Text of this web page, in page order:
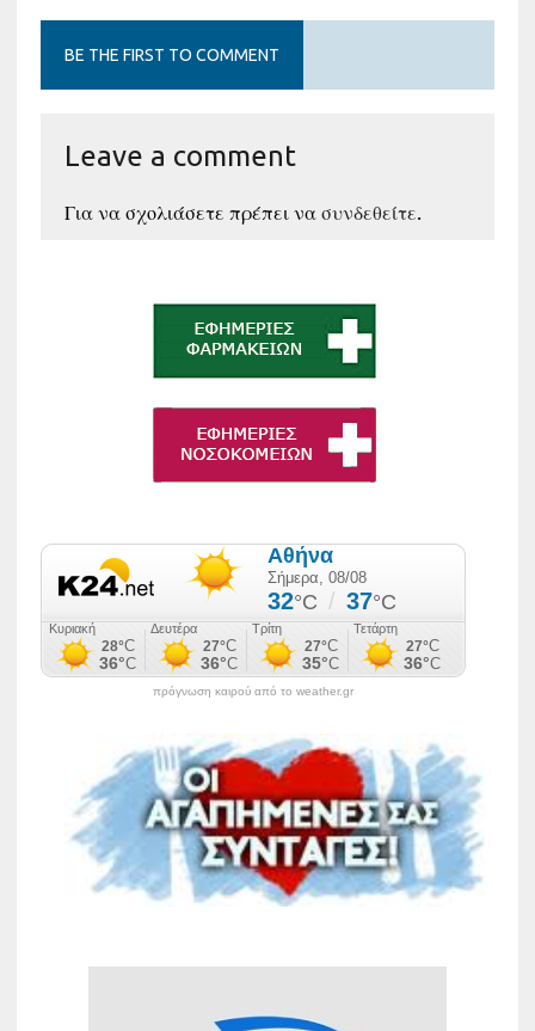
BE THE FIRST TO COMMENT
Leave a comment
Για να σχολιάσετε πρέπει νασυνδεθείτε.
πρόγνωση καιρού από το weather.gr